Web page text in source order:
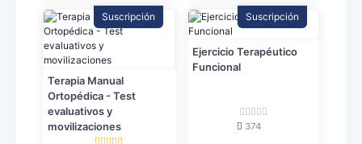
Suscripción
Terapia Manual
Ortopédica - Test
evaluativos y
movilizaciones
Suscripción
Ejercicio Terapéutico
Funcional
374